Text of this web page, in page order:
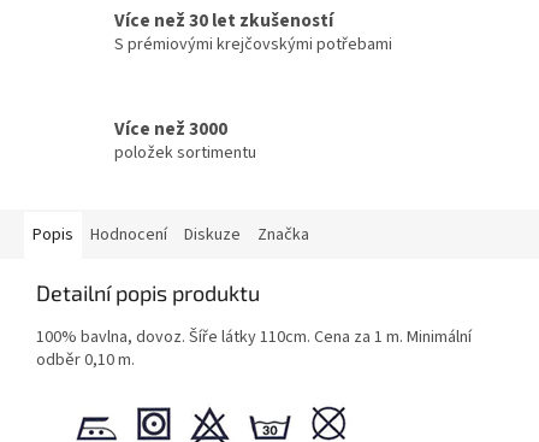
Více než 30 let zkušeností
S prémiovými krejčovskými potřebami
Více než 3000
položek sortimentu
Popis Hodnocení Diskuze Značka
Detailní popis produktu
100% bavlna, dovoz. Šíře látky 110cm. Cena za 1 m. Minimální
odběr 0,10 m.